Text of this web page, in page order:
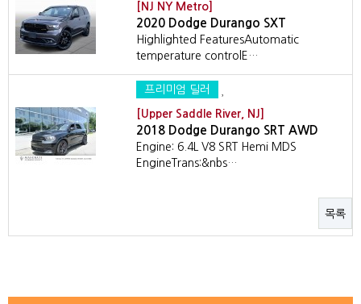
[NJ NY Metro]
2020 Dodge Durango SXT
Highlighted FeaturesAutomatic
temperature controlE…
프리미엄 딜러
[Upper Saddle River, NJ]
2018 Dodge Durango SRT AWD
Engine: 6.4L V8 SRT Hemi MDS
EngineTrans:&nbs…
목록